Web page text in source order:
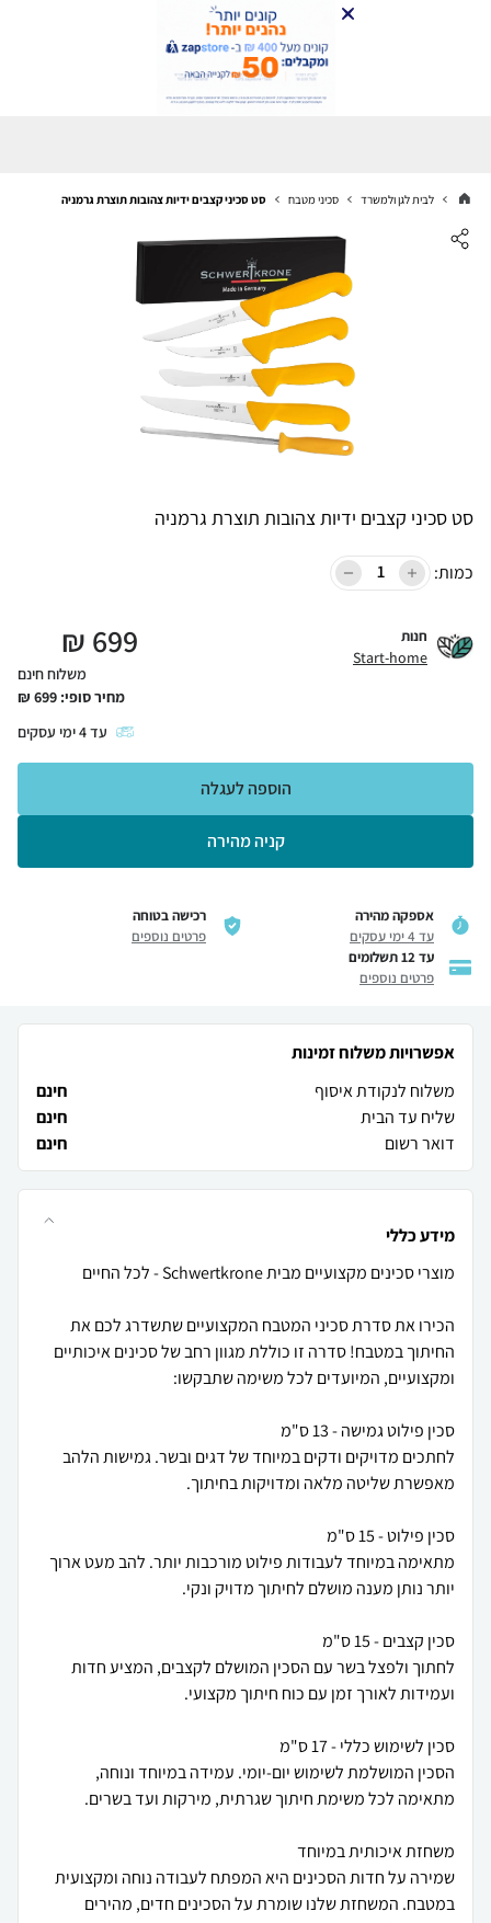
לבית לגן ולמשרד סכיני מטבח סט סכיני קצבים ידיות צהובות תוצרת גרמניה
סט סכיני קצבים ידיות צהובות תוצרת גרמניה
כמות:
חנות
Start-home
699
₪
משלוח חינם
מחיר סופי: 699
₪
עד4ימי עסקים
קניה מהירה
הוספה לעגלה
אספקה מהירה
עד 4 ימי עסקים
רכישה בטוחה
פרטים נוספים
עד 12 תשלומים
פרטים נוספים
אפשרויות משלוח זמינות
משלוח לנקודת איסוף
חינם
שליח עד הבית
חינם
דואר רשום
חינם
מידע כללי
הכירו את סדרת סכיני המטבח המקצועיים שתשדרג לכם את
החיתוך במטבח! סדרה זו כוללת מגוון רחב של סכינים איכותיים
לחתכים מדויקים ודקים במיוחד של דגים ובשר. גמישות הלהב
מתאימה במיוחד לעבודות פילוט מורכבות יותר. להב מעט ארוך
לחתוך ולפצל בשר עם הסכין המושלם לקצבים, המציע חדות
הסכין המושלמת לשימוש יום-יומי. עמידה במיוחד ונוחה,
שמירה על חדות הסכינים היא המפתח לעבודה נוחה ומקצועית
במטבח. המשחזת שלנו שומרת על הסכינים חדים, מהירים